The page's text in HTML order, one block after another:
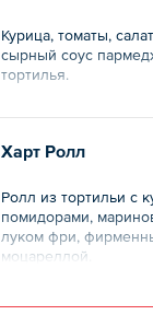
Курица, томаты,
сырный соус
тортилья.
Общий вес – 170 г
Харт Ролл
Ролл из тортильи с
помидорами,
луком фри,
моцареллой.